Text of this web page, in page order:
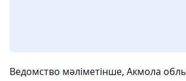
Ведомство мәліметінше, Акмола